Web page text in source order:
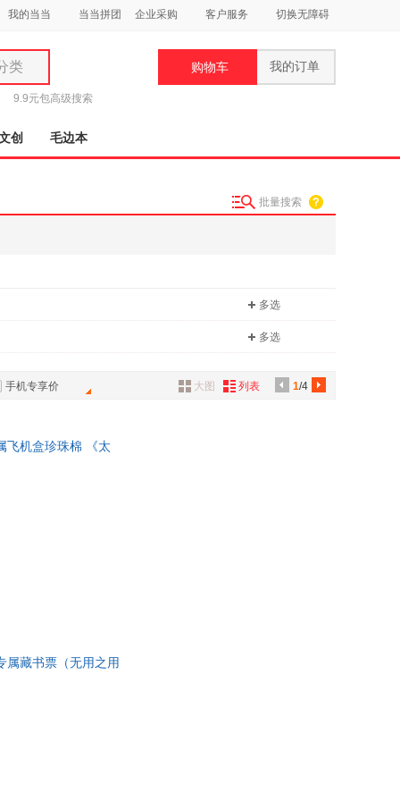
我的当当 当当拼团 企业采购 客户服务 切换无障碍
类
9.9元包高级搜索
购物车 我的订单
创 毛边本
批量搜索
多选
多选
手机专享价 1/4
大图 列表
飞机盒珍珠棉 《太
属藏书票（无用之用